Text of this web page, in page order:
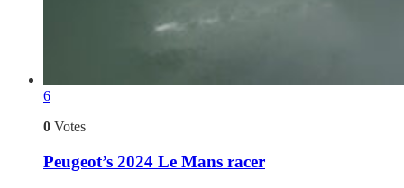
6
0 Votes
Peugeot’s 2024 Le Mans racer